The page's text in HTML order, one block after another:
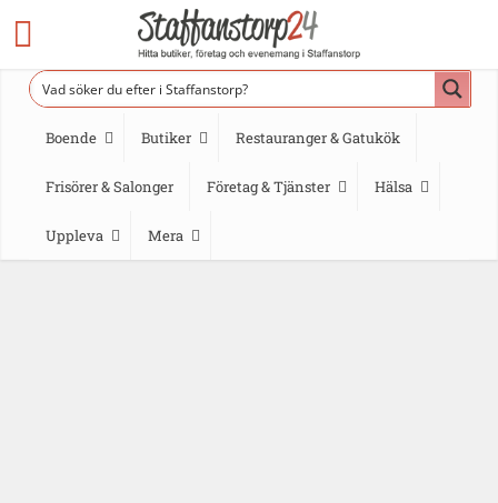
Boende Butiker Restauranger & Gatukök
Frisörer & Salonger Företag & Tjänster Hälsa
Uppleva Mera